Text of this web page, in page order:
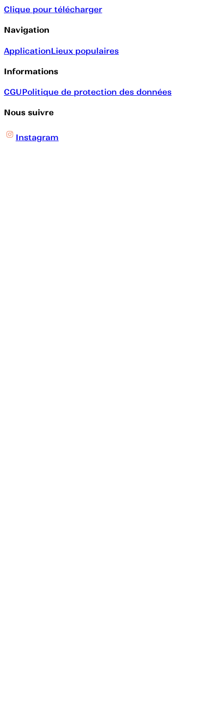
Clique pour télécharger
Navigation
ApplicationLieux populaires
Informations
CGUPolitique de protection des données
Nous suivre
Instagram